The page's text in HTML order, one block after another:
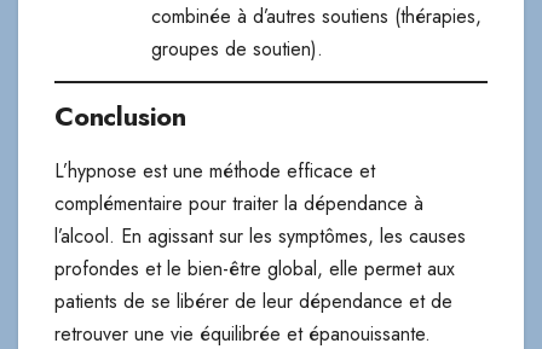
combinée à d’autres soutiens (thérapies,
groupes de soutien).
Conclusion
L’hypnose est une méthode efficace et
complémentaire pour traiter la dépendance à
l’alcool. En agissant sur les symptômes, les causes
profondes et le bien-être global, elle permet aux
patients de se libérer de leur dépendance et de
retrouver une vie équilibrée et épanouissante.